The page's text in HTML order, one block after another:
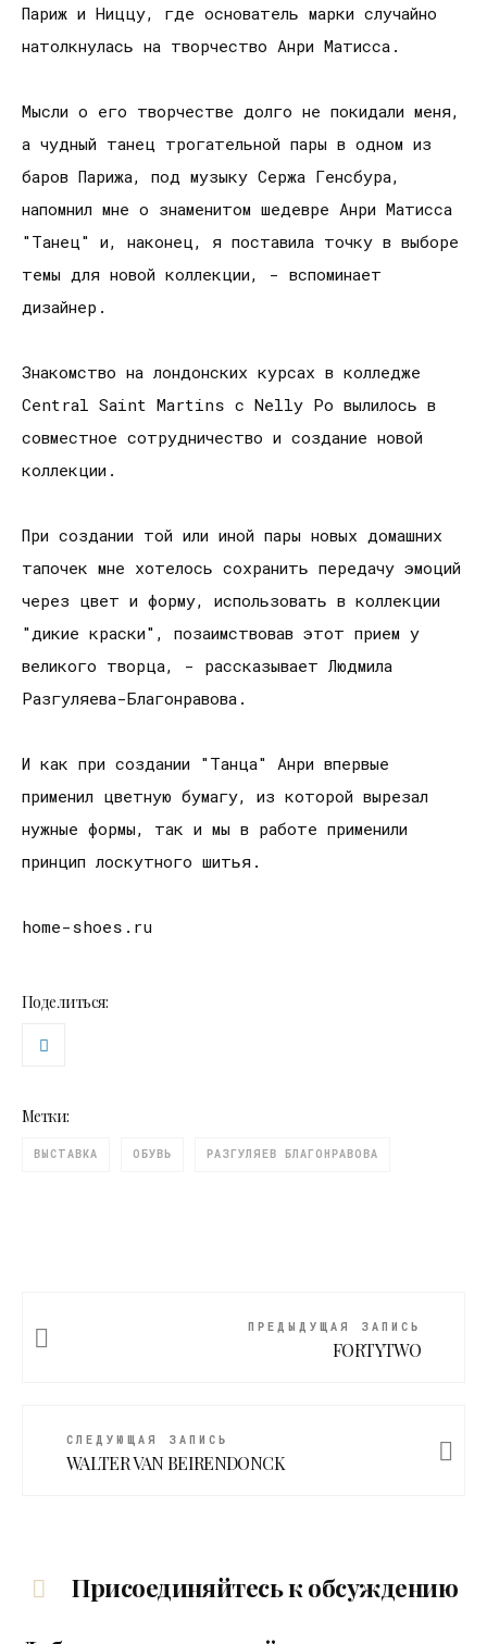
Париж и Ниццу, где основатель марки случайно
натолкнулась на творчество Анри Матиcса.
Мысли о его творчестве долго не покидали меня,
а чудный танец трогательной пары в одном из
баров Парижа, под музыку Сержа Генсбура,
напомнил мне о знаменитом шедевре Анри Матисса
"Танец" и, наконец, я поставила точку в выборе
темы для новой коллекции, - вспоминает
дизайнер.
Знакомство на лондонских курсах в колледже
Central Saint Martins с Nelly Po вылилось в
совместное сотрудничество и создание новой
коллекции.
При создании той или иной пары новых домашних
тапочек мне хотелось сохранить передачу эмоций
через цвет и форму, использовать в коллекции
"дикие краски", позаимствовав этот прием у
великого творца, - рассказывает Людмила
Разгуляева-Благонравова.
И как при создании "Танца" Анри впервые
применил цветную бумагу, из которой вырезал
нужные формы, так и мы в работе применили
принцип лоскутного шитья.
home-shoes.ru
Поделиться:
Метки:
ВЫСТАВКА ОБУВЬ РАЗГУЛЯЕВ БЛАГОНРАВОВА
ПРЕДЫДУЩАЯ ЗАПИСЬ
FORTYTWO
СЛЕДУЮЩАЯ ЗАПИСЬ
WALTER VAN BEIRENDONCK
Присоединяйтесь к обсуждению